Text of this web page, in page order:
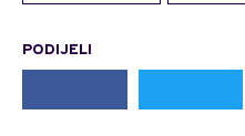
PODIJELI